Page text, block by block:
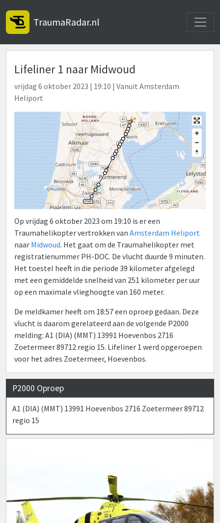
TraumaRadar.nl
Lifeliner 1 naar Midwoud
vrijdag 6 oktober 2023 | 19:10 | Vanuit Amsterdam
Heliport
Op vrijdag 6 oktober 2023 om 19:10 is er een
Traumahelikopter vertrokken van Amsterdam Heliport
naar Midwoud. Het gaat om de Traumahelikopter met
registratienummer PH-DOC. De vlucht duurde 9 minuten.
Het toestel heeft in die periode 39 kilometer afgelegd
met een gemiddelde snelheid van 251 kilometer per uur
op een maximale vlieghoogte van 160 meter.
De meldkamer heeft om 18:57 een oproep gedaan. Deze
vlucht is daarom gerelateerd aan de volgende P2000
melding: A1 (DIA) (MMT) 13991 Hoevenbos 2716
Zoetermeer 89712 regio 15. Lifeliner 1 werd opgeroepen
voor het adres Zoetermeer, Hoevenbos.
P2000 Oproep
A1 (DIA) (MMT) 13991 Hoevenbos 2716 Zoetermeer 89712
regio 15